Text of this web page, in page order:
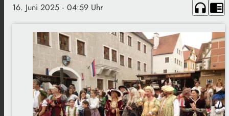
16. Juni 2025 · 04:59 Uhr headphones chrome_reader_mode